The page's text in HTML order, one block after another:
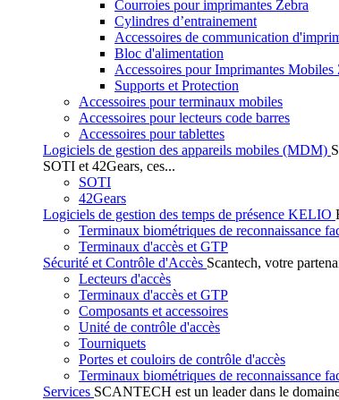
Courroies pour imprimantes Zebra
Cylindres d’entrainement
Accessoires de communication
Bloc d'alimentation
Accessoires pour Imprimantes Mobiles
Supports et Protection
Accessoires pour terminaux mobiles
Accessoires pour lecteurs code barres
Accessoires pour tablettes
Logiciels de gestion des appareils mobiles (MDM)
SOTI et 42Gears, ces...
SOTI
42Gears
Logiciels de gestion des temps de présence KELIO
Terminaux biométriques de reconnaissance
Terminaux d'accès et GTP
Sécurité et Contrôle d'Accès Scantech, votre
Lecteurs d'accès
Terminaux d'accès et GTP
Composants et accessoires
Unité de contrôle d'accès
Tourniquets
Portes et couloirs de contrôle d'accès
Terminaux biométriques de reconnaissance
Services SCANTECH est un leader dans le